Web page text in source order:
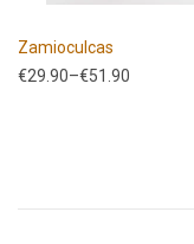
Zamioculcas
€29.90–€51.90